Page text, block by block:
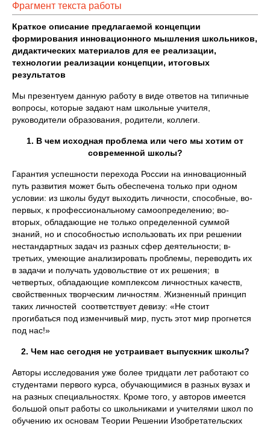
Фрагмент текста работы
Краткое описание предлагаемой концепции
формирования инновационного мышления школьников,
дидактических материалов для ее реализации,
технологии реализации концепции, итоговых
результатов
Мы презентуем данную работу в виде ответов на типичные
вопросы, которые задают нам школьные учителя,
руководители образования, родители, коллеги.
1. В чем исходная проблема или чего мы хотим от
современной школы?
Гарантия успешности перехода России на инновационный
путь развития может быть обеспечена только при одном
условии: из школы будут выходить личности, способные, во-
первых, к профессиональному самоопределению; во-
вторых, обладающие не только определенной суммой
знаний, но и способностью использовать их при решении
нестандартных задач из разных сфер деятельности; в-
третьих, умеющие анализировать проблемы, переводить их
в задачи и получать удовольствие от их решения; в
четвертых, обладающие комплексом личностных качеств,
свойственных творческим личностям. Жизненный принцип
таких личностей соответствует девизу: «Не стоит
прогибаться под изменчивый мир, пусть этот мир прогнется
под нас!»
2. Чем нас сегодня не устраивает выпускник школы?
Авторы исследования уже более тридцати лет работают со
студентами первого курса, обучающимися в разных вузах и
на разных специальностях. Кроме того, у авторов имеется
большой опыт работы со школьниками и учителями школ по
обучению их основам Теории Решении Изобретательских